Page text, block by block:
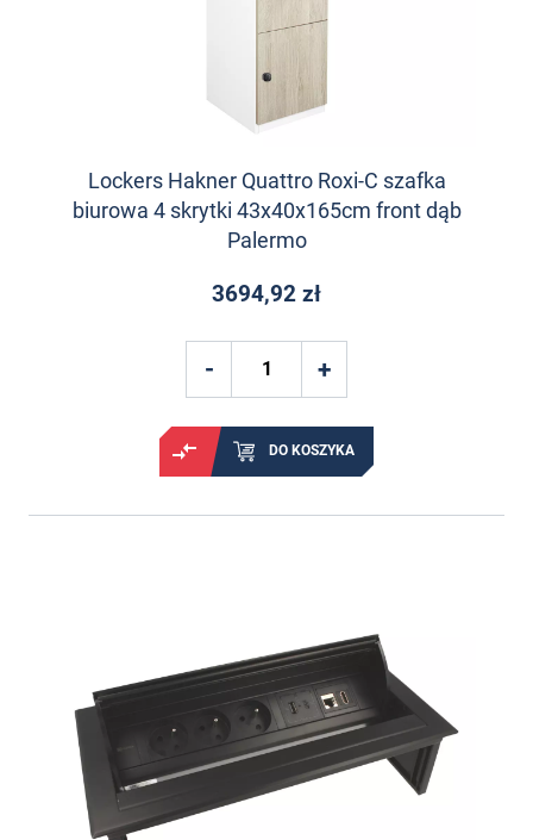
Lockers Hakner Quattro Roxi-C szafka
biurowa 4 skrytki 43x40x165cm front dąb
Palermo
3694,92 zł
DO KOSZYKA